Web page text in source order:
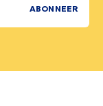
ABONNEER